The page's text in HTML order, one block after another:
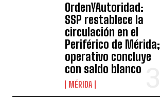
OrdenYAutoridad:
SSP restablece la
circulación en el
Periférico de Mérida;
operativo concluye
con saldo blanco
MÉRIDA